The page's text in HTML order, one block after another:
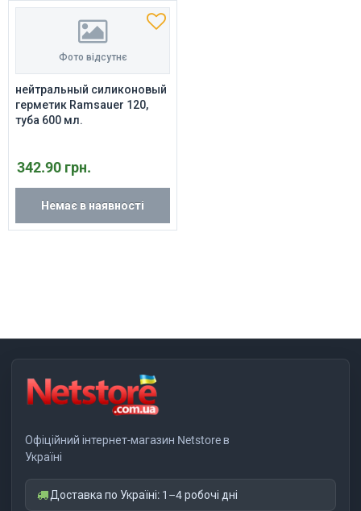
Фото відсутнє
нейтральный силиконовый
герметик Ramsauer 120,
туба 600 мл.
342.90 грн.
Немає в наявності
Офіційний інтернет-магазин Netstore в
Україні
Доставка по Україні: 1–4 робочі дні